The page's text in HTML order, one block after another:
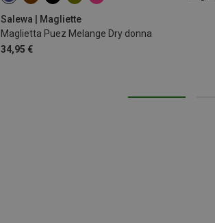
Salewa | Magliette
Maglietta Puez Melange Dry donna
34,95 €